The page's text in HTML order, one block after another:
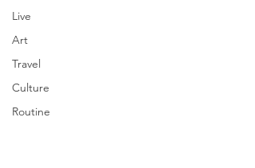
Live
Art
Travel
Culture
Routine